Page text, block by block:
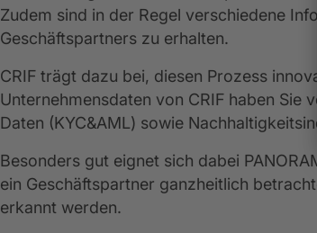
Zudem sind in der Regel verschiedene
Geschäftspartners zu erhalten.
CRIF trägt dazu bei, diesen Prozess
Unternehmensdaten von CRIF haben Sie
Daten (KYC&AML) sowie
Besonders gut eignet sich dabei
ein Geschäftspartner ganzheitlich
erkannt werden.